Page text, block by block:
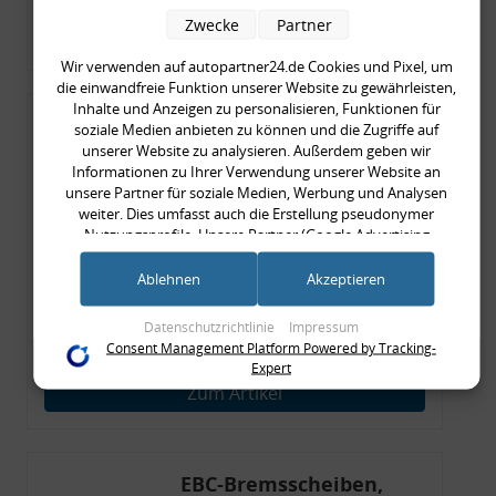
Zum Artikel
Bremssattel VA links,
VW POLO (9N), GOLF V,
VI, SK, Vorderachse
links, AUDI, SEAT,
SKODA, VW
61,90 €
61,90 € pro 1
inkl. gesetzl. MwSt., zzgl.Versandkosten
Merkzettel
Zum Artikel
EBC-Bremsscheiben,
Wir verwenden auf autopartner24.de Cookies und Pixel, um
die einwandfreie Funktion unserer Website zu gewährleisten,
Inhalte und Anzeigen zu personalisieren, Funktionen für
soziale Medien anbieten zu können und die Zugriffe auf
unserer Website zu analysieren. Außerdem geben wir
Informationen zu Ihrer Verwendung unserer Website an
unsere Partner für soziale Medien, Werbung und Analysen
weiter. Dies umfasst auch die Erstellung pseudonymer
Nutzungsprofile. Unsere Partner (Google Advertising
Products) führen diese Informationen möglicherweise mit
weiteren Daten zusammen, die Sie ihnen bereitgestellt haben
im Rahmen Ihrer Nutzung der Dienste gesammelt haben
(bspw. Nutzungsdaten anderer Geräte). Ihre Einwilligung zur
Nutzung von Cookies und Pixeln können Sie jederzeit
widerrufen, indem Sie auf den Datenschutz-Button links
unten klicken und dort die entsprechenden Anpassungen
Datenschutzrichtlinie Impressum
Zwecke Partner
Ablehnen Akzeptieren
Consent Management Platform Powered by Tracking-
Expert